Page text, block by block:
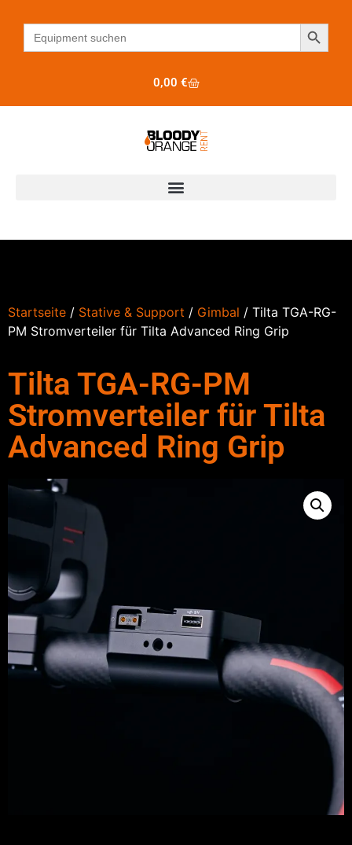
Search
for:
Search
0,00 €
Startseite / Stative & Support / Gimbal / Tilta TGA-RG-
PM Stromverteiler für Tilta Advanced Ring Grip
Tilta TGA-RG-PM
Stromverteiler für Tilta
Advanced Ring Grip